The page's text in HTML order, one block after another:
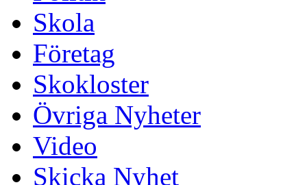
Skola
Företag
Skokloster
Övriga Nyheter
Video
Skicka Nyhet